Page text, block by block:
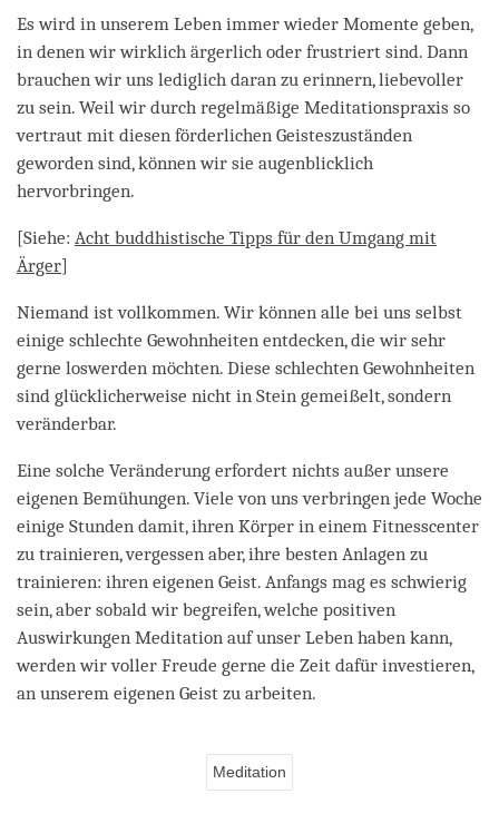
Es wird in unserem Leben immer wieder Momente geben,
in denen wir wirklich ärgerlich oder frustriert sind. Dann
brauchen wir uns lediglich daran zu erinnern, liebevoller
zu sein. Weil wir durch regelmäßige Meditationspraxis so
vertraut mit diesen förderlichen Geisteszuständen
geworden sind, können wir sie augenblicklich
hervorbringen.
[Siehe: Acht buddhistische Tipps für den Umgang mit
Ärger]
Niemand ist vollkommen. Wir können alle bei uns selbst
einige schlechte Gewohnheiten entdecken, die wir sehr
gerne loswerden möchten. Diese schlechten Gewohnheiten
sind glücklicherweise nicht in Stein gemeißelt, sondern
veränderbar.
Eine solche Veränderung erfordert nichts außer unsere
eigenen Bemühungen. Viele von uns verbringen jede Woche
einige Stunden damit, ihren Körper in einem Fitnesscenter
zu trainieren, vergessen aber, ihre besten Anlagen zu
trainieren: ihren eigenen Geist. Anfangs mag es schwierig
sein, aber sobald wir begreifen, welche positiven
Auswirkungen Meditation auf unser Leben haben kann,
werden wir voller Freude gerne die Zeit dafür investieren,
an unserem eigenen Geist zu arbeiten.
Meditation